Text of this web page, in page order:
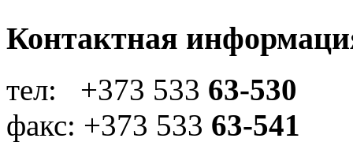
Контактная
тел: +373 533 63-530
факс: +373 533 63-541